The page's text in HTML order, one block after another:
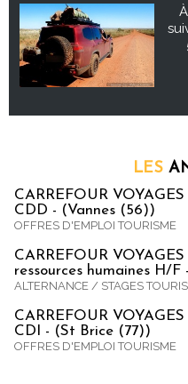
LES
CARREFOUR
CDD - (Vannes (56))
OFFRES D'EMPLOI TOURISME
CARREFOUR
ressources humaines H/
ALTERNANCE / STAGES
CARREFOUR
CDI - (St Brice (77))
OFFRES D'EMPLOI TOURISME